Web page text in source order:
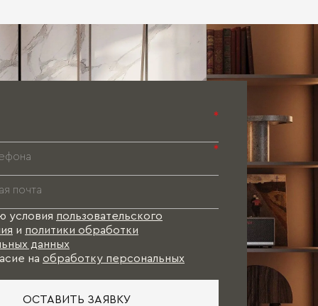
*
*
условия пользовательского
и политики обработки
данных
на обработку персональных
ОСТАВИТЬ ЗАЯВКУ